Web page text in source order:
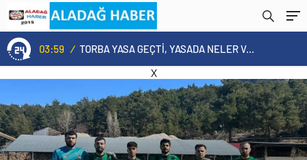
03:59 / TORBA YASA GEÇTİ, YASADA NELER VAR
X